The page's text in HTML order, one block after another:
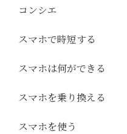
コンシエ
スマホで時短する
スマホは何ができる
スマホを乗り換える
スマホを使う